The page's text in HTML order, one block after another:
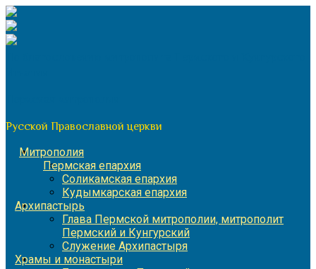
Перейти
к
содержимому
Русской Православной церкви
Митрополия
Пермская епархия
Соликамская епархия
Кудымкарская епархия
Архипастырь
Глава Пермской митрополии, митрополит
Пермский и Кунгурский
Служение Архипастыря
Храмы и монастыри